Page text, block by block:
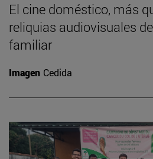
El cine doméstico, más
reliquias audiovisuales
familiar
Imagen Cedida